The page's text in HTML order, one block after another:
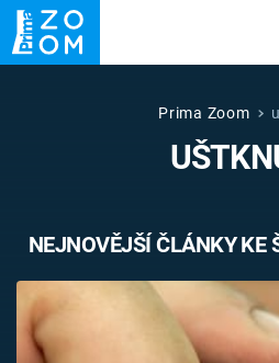
UFO
VETŘELCI DÁVNOVĚKU
Témata
Témata
Prima Zoom
NEJNOVĚJŠÍ ČLÁNKY KE